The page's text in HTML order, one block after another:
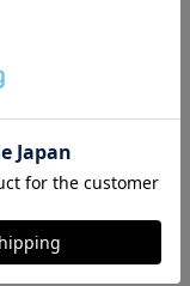
取扱説明書